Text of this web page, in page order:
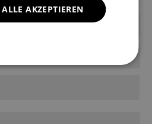
ALLE AKZEPTIEREN